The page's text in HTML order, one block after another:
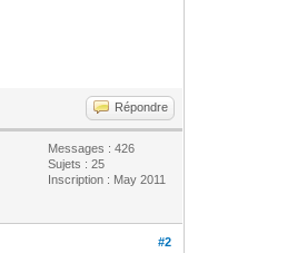
Répondre
Messages : 426
Sujets : 25
Inscription : May 2011
#2